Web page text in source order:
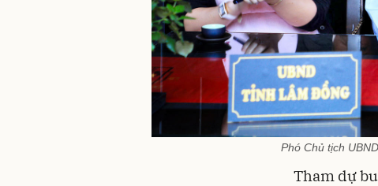
Phó Chủ tịch
Tham dự